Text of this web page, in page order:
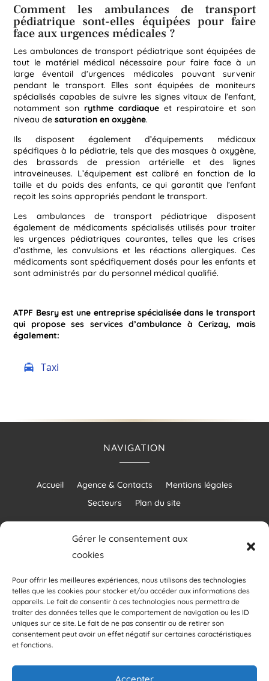
Gérer le consentement aux
cookies
Pour offrir les meilleures expériences, nous utilisons des technologies
telles que les cookies pour stocker et/ou accéder aux informations des
appareils. Le fait de consentir à ces technologies nous permettra de
traiter des données telles que le comportement de navigation ou les ID
uniques sur ce site. Le fait de ne pas consentir ou de retirer son
consentement peut avoir un effet négatif sur certaines caractéristiques
et fonctions.
Accepter
Comment les ambulances de transport
pédiatrique sont-elles équipées pour faire
face aux urgences médicales ?
Les ambulances de transport pédiatrique sont équipées de
tout le matériel médical nécessaire pour faire face à un
large éventail d’urgences médicales pouvant survenir
pendant le transport. Elles sont équipées de moniteurs
spécialisés capables de suivre les signes vitaux de l’enfant,
notamment son rythme cardiaque et respiratoire et son
niveau de saturation en oxygène.
Ils disposent également d’équipements médicaux
spécifiques à la pédiatrie, tels que des masques à oxygène,
des brassards de pression artérielle et des lignes
intraveineuses. L’équipement est calibré en fonction de la
taille et du poids des enfants, ce qui garantit que l’enfant
reçoit les soins appropriés pendant le transport.
Les ambulances de transport pédiatrique disposent
également de médicaments spécialisés utilisés pour traiter
les urgences pédiatriques courantes, telles que les crises
d’asthme, les convulsions et les réactions allergiques. Ces
médicaments sont spécifiquement dosés pour les enfants et
sont administrés par du personnel médical qualifié.
ATPF Besry est une entreprise spécialisée dans le transport
qui propose ses services d’ambulance à Cerizay, mais
également:
local_taxi Taxi
NAVIGATION
Accueil Agence & Contacts
Mentions légales
Secteurs
Plan du site
RÉALISATION